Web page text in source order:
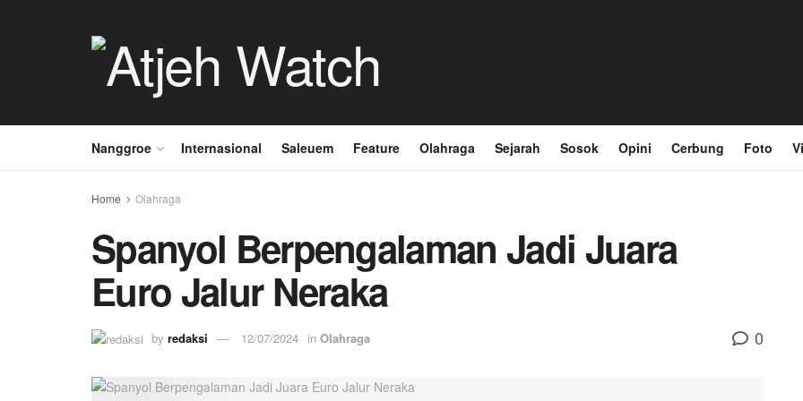
Nanggroe Internasional Saleuem Feature Olahraga Sejarah Sosok Opini Cerbung Foto
Home Olahraga
Spanyol Berpengalaman Jadi Juara
Euro Jalur Neraka
by redaksi 12/07/2024 in Olahraga 0